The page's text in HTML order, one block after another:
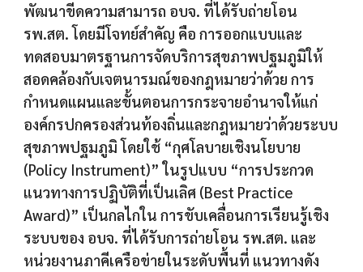
พัฒนาขีดความสามารถ อบจ. ที่ได้รับถ่ายโอน
รพ.สต.​ โดยมีโจทย์สำคัญ คือ การออกแบบและ
ทดสอบมาตรฐานการจัดบริการสุขภาพปฐมภูมิให้
สอดคล้องกับเจตนารมณ์ของกฎหมายว่าด้วย การ
กำหนดแผนและขั้นตอนการกระจายอำนาจให้แก่
องค์กรปกครองส่วนท้องถิ่นและกฎหมายว่าด้วยระบบ
สุขภาพปฐมภูมิ โดยใช้ “กุศโลบายเชิงนโยบาย
(Policy Instrument)” ในรูปแบบ “การประกวด
แนวทางการปฏิบัติที่เป็นเลิศ (Best Practice
Award)” เป็นกลไกใน การขับเคลื่อนการเรียนรู้เชิง
ระบบของ อบจ. ที่ได้รับการถ่ายโอน รพ.สต. และ
หน่วยงานภาคีเครือข่ายในระดับพื้นที่ แนวทางดัง